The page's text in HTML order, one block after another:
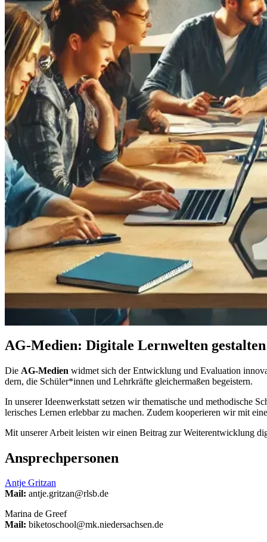
AG-Me­di­en: Di­gi­ta­le Lern­wel­ten ge­stal­ten
Die AG-Me­di­en wid­met sich der Ent­wick­lung und Eva­lua­ti­on
dern, die Schü­ler*in­nen und Lehr­kräf­te glei­cher­ma­ßen be­geis­tern.
In un­se­rer Ideen­werk­statt set­zen wir the­ma­ti­sche und me­tho­di­sche
le­ri­sches Ler­nen er­leb­bar zu ma­chen. Zu­dem ko­ope­rie­ren wir mit
Mit un­se­rer Ar­beit leis­ten wir ei­nen Bei­trag zur Wei­ter­ent­wick­lung
An­sprech­per­so­nen
Ant­je Gritz­an
Mail: ant­je.gritz­an@rlsb.de
Ma­ri­na de Greef
Mail: bi­keto­school@mk.nie­der­sach­sen.de